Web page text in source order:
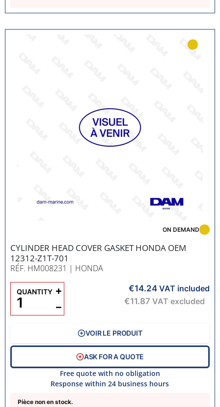
CYLINDER HEAD COVER GASKET HONDA OEM
12312-Z1T-701
RÉF. HM008231 | HONDA
Pièce non en stock.
ON DEMAND
€14.24 VAT included
€11.87 VAT excluded
QUANTITY
−
+
VOIR LE PRODUIT
ASK FOR A QUOTE
Free quote with no obligation
Response within 24 business hours